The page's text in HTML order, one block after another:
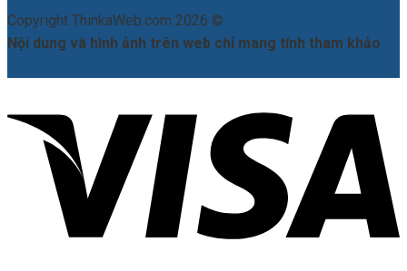
Copyright ThinkaWeb.com 2026 ©
Nội dung và hình ảnh trên web chỉ mang tính tham khảo